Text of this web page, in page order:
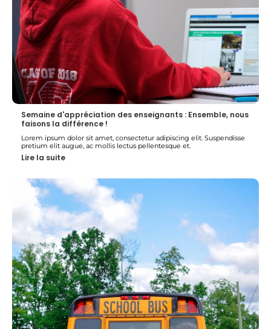
Semaine d'appréciation des enseignants : Ensemble, nous
faisons la différence !
Lorem ipsum dolor sit amet, consectetur adipiscing elit. Suspendisse
pretium elit augue, ac mollis lectus pellentesque et.
Lire la suite